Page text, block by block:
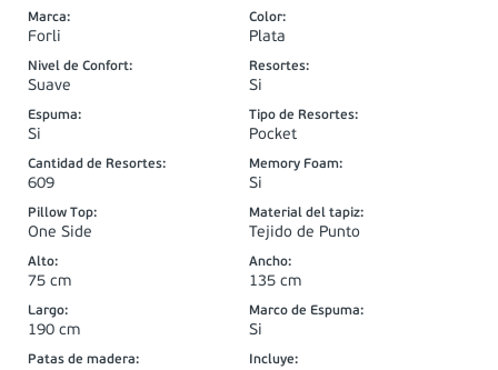
Marca:
Forli
Color:
Plata
Nivel de Confort:
Suave
Resortes:
Si
Espuma:
Si
Tipo de Resortes:
Pocket
Cantidad de Resortes:
609
Memory Foam:
Si
Pillow Top:
One Side
Material del tapiz:
Tejido de Punto
Alto:
75 cm
Ancho:
135 cm
Largo:
190 cm
Marco de Espuma:
Si
Patas de madera: Incluye: